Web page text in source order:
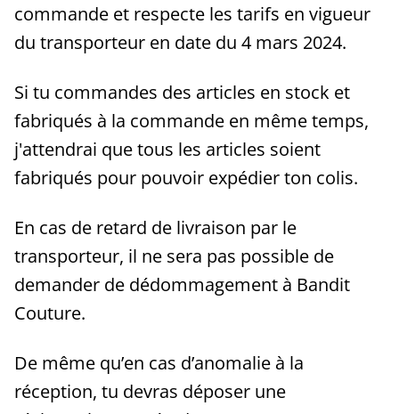
commande et respecte les tarifs en vigueur
du transporteur en date du 4 mars 2024.
Si tu commandes des articles en stock et
fabriqués à la commande en même temps,
j'attendrai que tous les articles soient
fabriqués pour pouvoir expédier ton colis.
En cas de retard de livraison par le
transporteur, il ne sera pas possible de
demander de dédommagement à Bandit
Couture.
De même qu’en cas d’anomalie à la
réception, tu devras déposer une